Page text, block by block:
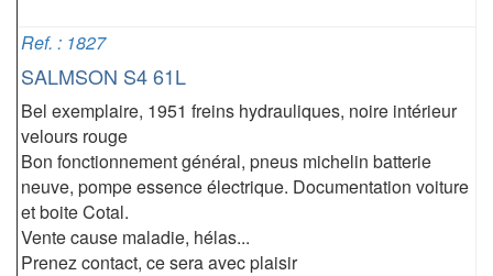
Ref. : 1827
SALMSON S4 61L
Bel exemplaire, 1951 freins hydrauliques, noire intérieur
velours rouge
Bon fonctionnement général, pneus michelin batterie
neuve, pompe essence électrique. Documentation voiture
et boite Cotal.
Vente cause maladie, hélas...
Prenez contact, ce sera avec plaisir